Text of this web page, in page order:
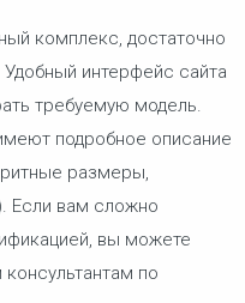
комплекс, достаточно
интерфейс сайта
требуемую модель.
подробное описание
размеры,
Если вам сложно
вы можете
по